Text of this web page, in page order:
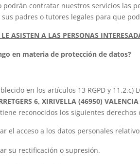
podrán contratar nuestros servicios las
padres o tutores legales para que
ASISTEN A LAS PERSONAS
en materia de protección de datos?
en los artículos 13 RGPD y
6, XIRIVELLA (46950)
reconocidos los siguientes derechos
el acceso a los datos personales
su rectificación o supresión.